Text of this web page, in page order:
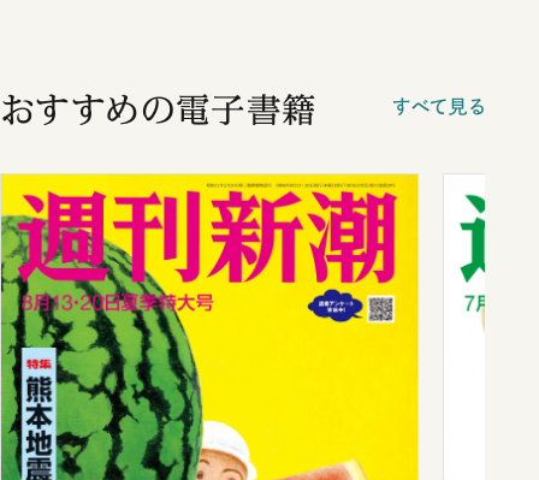
おすすめの電子書籍 すべて見る